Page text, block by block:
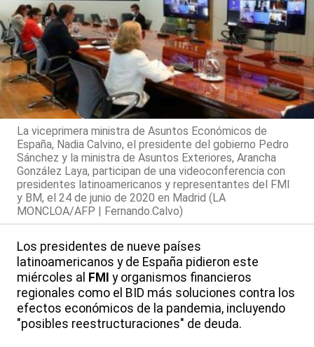
La viceprimera ministra de Asuntos Económicos de
España, Nadia Calvino, el presidente del gobierno Pedro
Sánchez y la ministra de Asuntos Exteriores, Arancha
González Laya, participan de una videoconferencia con
presidentes latinoamericanos y representantes del FMI
y BM, el 24 de junio de 2020 en Madrid (LA
MONCLOA/AFP | Fernando.Calvo)
Los presidentes de nueve países
latinoamericanos y de España pidieron este
miércoles al FMI y organismos financieros
regionales como el BID más soluciones contra los
efectos económicos de la pandemia, incluyendo
"posibles reestructuraciones" de deuda.